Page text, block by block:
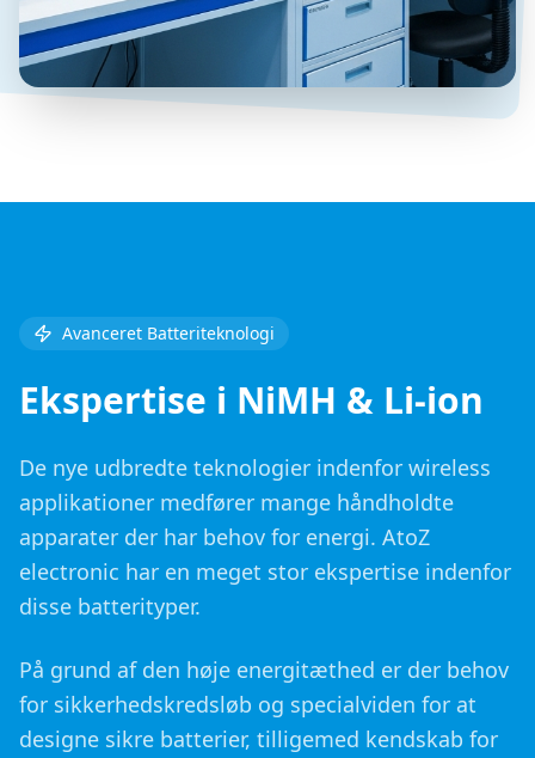
Avanceret Batteriteknologi
Ekspertise i NiMH & Li-ion
De nye udbredte teknologier indenfor wireless
applikationer medfører mange håndholdte
apparater der har behov for energi. AtoZ
electronic har en meget stor ekspertise indenfor
disse batterityper.
På grund af den høje energitæthed er der behov
for sikkerhedskredsløb og specialviden for at
designe sikre batterier, tilligemed kendskab for